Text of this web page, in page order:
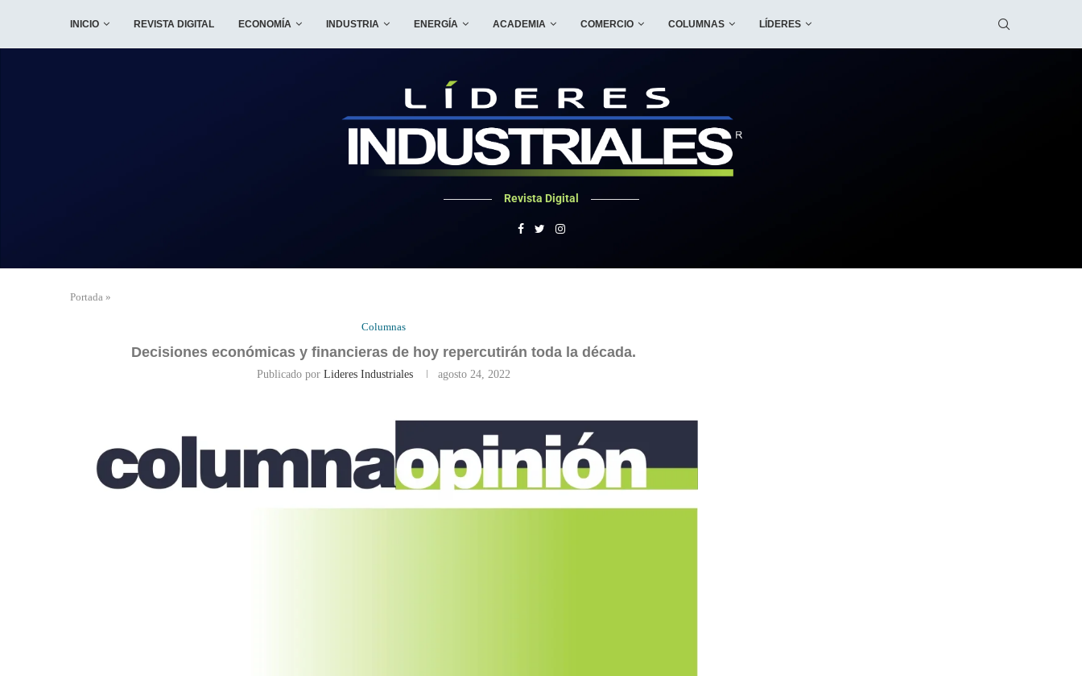
INICIO REVISTA DIGITAL ECONOMÍA INDUSTRIA ENERGÍA ACADEMIA COMERCIO COLUMNAS LÍDERES
Revista Digital
Portada »
Columnas
Decisiones económicas y financieras de hoy repercutirán toda la década.
Publicado porLideres Industriales agosto 24, 2022